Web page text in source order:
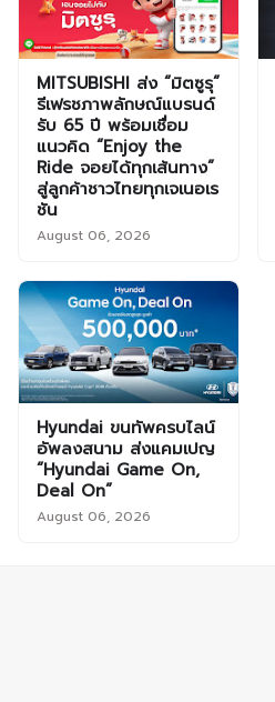
MITSUBISHI ส่ง “มิตซูรุ”
รีเฟรชภาพลักษณ์แบรนด์
รับ 65 ปี พร้อมเชื่อม
แนวคิด “Enjoy the
Ride จอยได้ทุกเส้นทาง”
สู่ลูกค้าชาวไทยทุกเจเนอเร
ชัน
August 06, 2026
Hyundai ขนทัพครบไลน์
อัพลงสนาม ส่งแคมเปญ
“Hyundai Game On,
Deal On”
August 06, 2026